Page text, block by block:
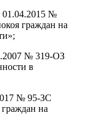
01.04.2015 №
граждан на
№ 319-ОЗ
в
№ 95-ЗС
на